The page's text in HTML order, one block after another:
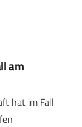
am
hat im Fall